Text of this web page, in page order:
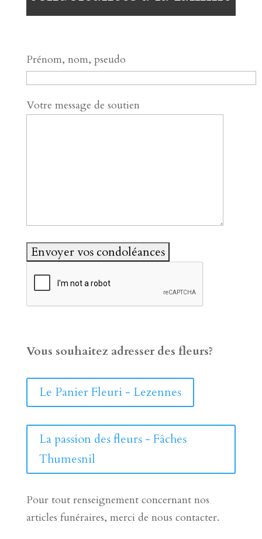
Prénom, nom, pseudo
Votre message de soutien
Vous souhaitez adresser des fleurs?
Le Panier Fleuri - Lezennes
La passion des fleurs - Fâches
Thumesnil
Pour tout renseignement concernant nos
articles funéraires, merci de nous contacter.